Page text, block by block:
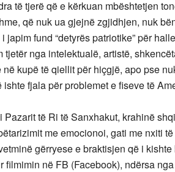
të tjerë që e kërkuan mbështetjen
që nuk ua gjejnë zgjidhjen, nuk
japim fund “detyrës patriotike” për
tjetër nga intelektualë, artistë,
në kupë të qiellit për hiçgjë, apo pse
ishte fjala për problemet e fiseve të
Pazarit të Ri të Sanxhakut, krahinë
me emocionoi, gati me nxiti
gërryese e braktisjen që i
filmimin në FB (Facebook), ndërsa